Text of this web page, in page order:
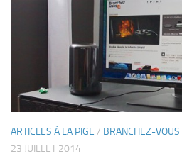
ARTICLES À LA PIGE / BRANCHEZ-VOUS
23 JUILLET 2014